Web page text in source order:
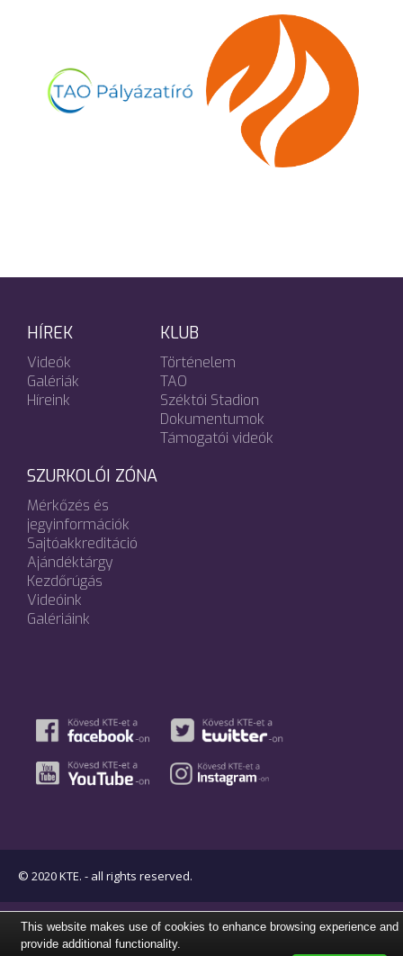
HÍREK
Videók
Galériák
Híreink
KLUB
Történelem
TAO
Széktói Stadion
Dokumentumok
Támogatói videók
SZURKOLÓI ZÓNA
Mérkőzés és
jegyinformációk
Sajtóakkreditáció
Ajándéktárgy
Kezdőrúgás
Videóink
Galériáink
© 2020 KTE. - all rights reserved.
This website makes use of cookies to enhance browsing experience and
provide additional functionality.